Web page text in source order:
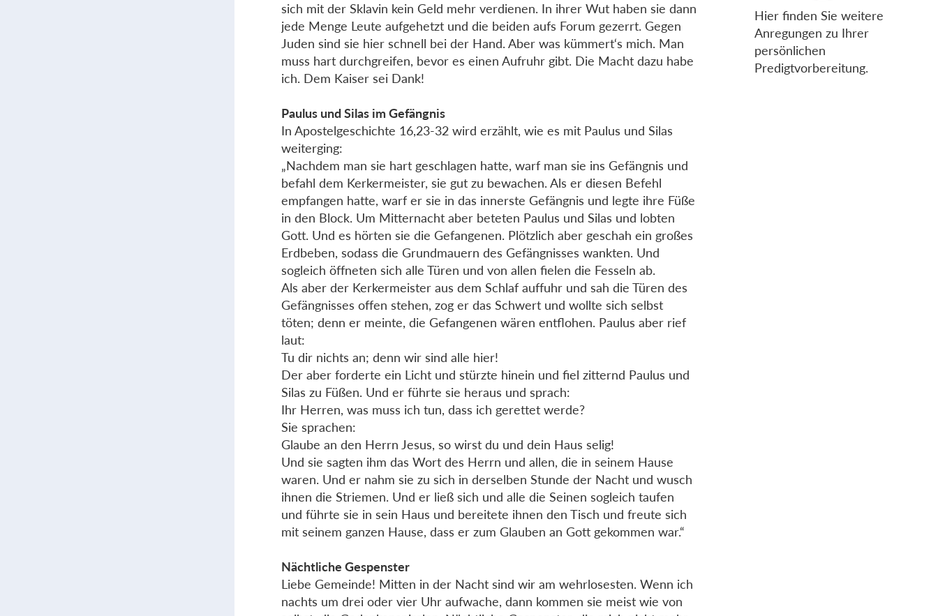
sich mit der Sklavin kein Geld mehr verdienen. In ihrer Wut haben sie dann
jede Menge Leute aufgehetzt und die beiden aufs Forum gezerrt. Gegen
Juden sind sie hier schnell bei der Hand. Aber was kümmert‘s mich. Man
muss hart durchgreifen, bevor es einen Aufruhr gibt. Die Macht dazu habe
ich. Dem Kaiser sei Dank!
Paulus und Silas im Gefängnis
In Apostelgeschichte 16,23-32 wird erzählt, wie es mit Paulus und Silas
weiterging:
„Nachdem man sie hart geschlagen hatte, warf man sie ins Gefängnis und
befahl dem Kerkermeister, sie gut zu bewachen. Als er diesen Befehl
empfangen hatte, warf er sie in das innerste Gefängnis und legte ihre Füße
in den Block. Um Mitternacht aber beteten Paulus und Silas und lobten
Gott. Und es hörten sie die Gefangenen. Plötzlich aber geschah ein großes
Erdbeben, sodass die Grundmauern des Gefängnisses wankten. Und
sogleich öffneten sich alle Türen und von allen fielen die Fesseln ab.
Als aber der Kerkermeister aus dem Schlaf auffuhr und sah die Türen des
Gefängnisses offen stehen, zog er das Schwert und wollte sich selbst
töten; denn er meinte, die Gefangenen wären entflohen. Paulus aber rief
laut:
Tu dir nichts an; denn wir sind alle hier!
Der aber forderte ein Licht und stürzte hinein und fiel zitternd Paulus und
Silas zu Füßen. Und er führte sie heraus und sprach:
Ihr Herren, was muss ich tun, dass ich gerettet werde?
Sie sprachen:
Glaube an den Herrn Jesus, so wirst du und dein Haus selig!
Und sie sagten ihm das Wort des Herrn und allen, die in seinem Hause
waren. Und er nahm sie zu sich in derselben Stunde der Nacht und wusch
ihnen die Striemen. Und er ließ sich und alle die Seinen sogleich taufen
und führte sie in sein Haus und bereitete ihnen den Tisch und freute sich
mit seinem ganzen Hause, dass er zum Glauben an Gott gekommen war.“
Nächtliche Gespenster
Liebe Gemeinde! Mitten in der Nacht sind wir am wehrlosesten. Wenn ich
nachts um drei oder vier Uhr aufwache, dann kommen sie meist wie von
Hier finden Sie weitere
Anregungen zu Ihrer
persönlichen
Predigtvorbereitung.